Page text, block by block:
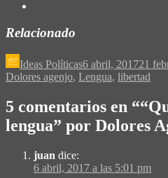
Relacionado
Ideas Políticas6 abril, 201721
Dolores agenjo, Lengua, libertad
5 comentarios en “
lengua” por Dolores
juan dice:
6 abril, 2017 a las 5:01 pm